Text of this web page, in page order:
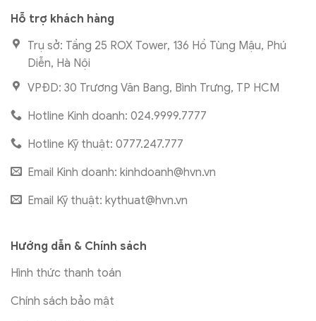
Hỗ trợ khách hàng
Trụ sở: Tầng 25 ROX Tower, 136 Hồ Tùng Mậu, Phú
Diễn, Hà Nội
VPĐD: 30 Trương Văn Bang, Bình Trưng, TP HCM
Hotline Kinh doanh: 024.9999.7777
Hotline Kỹ thuật: 0777.247.777
Email Kinh doanh: kinhdoanh@hvn.vn
Email Kỹ thuật: kythuat@hvn.vn
Hướng dẫn & Chính sách
Hình thức thanh toán
Chính sách bảo mật